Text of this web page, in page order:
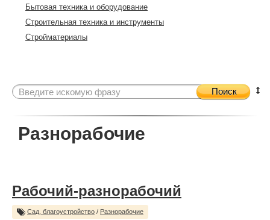
Бытовая техника и оборудование
Строительная техника и инструменты
Стройматериалы
Поиск
Разнорабочие
Рабочий-разнорабочий
Сад, благоустройство / Разнорабочие